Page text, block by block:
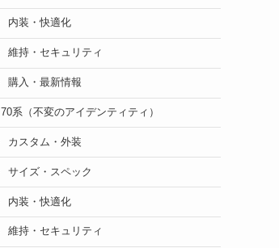
内装・快適化
維持・セキュリティ
購入・最新情報
70系（不変のアイデンティティ）
カスタム・外装
サイズ・スペック
内装・快適化
維持・セキュリティ